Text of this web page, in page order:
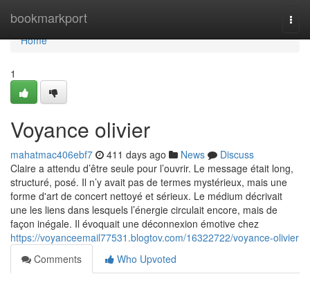
bookmarkport
Home
Home
1
Voyance olivier
mahatmac406ebf7 411 days ago News
Discuss
Claire a attendu d’être seule pour l’ouvrir. Le message était long,
structuré, posé. Il n’y avait pas de termes mystérieux, mais une
forme d'art de concert nettoyé et sérieux. Le médium décrivait
une les liens dans lesquels l’énergie circulait encore, mais de
façon inégale. Il évoquait une déconnexion émotive chez
https://voyanceemail77531.blogtov.com/16322722/voyance-olivier
Comments
Who Upvoted